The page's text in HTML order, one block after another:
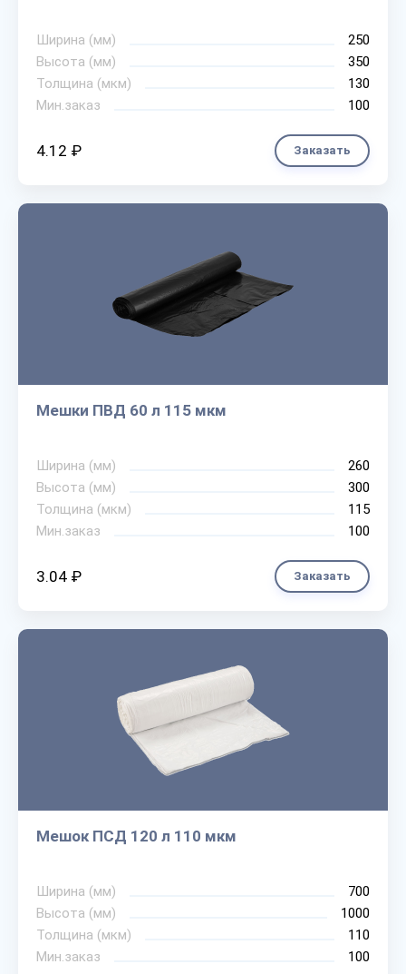
Ширина (мм)
250
Высота (мм)
350
Толщина (мкм)
130
Мин.заказ
100
4.12 ₽ Заказать
Мешки ПВД 60 л 115 мкм
Ширина (мм)
260
Высота (мм)
300
Толщина (мкм)
115
Мин.заказ
100
3.04 ₽ Заказать
Мешок ПСД 120 л 110 мкм
Ширина (мм)
700
Высота (мм)
1000
Толщина (мкм)
110
Мин.заказ
100